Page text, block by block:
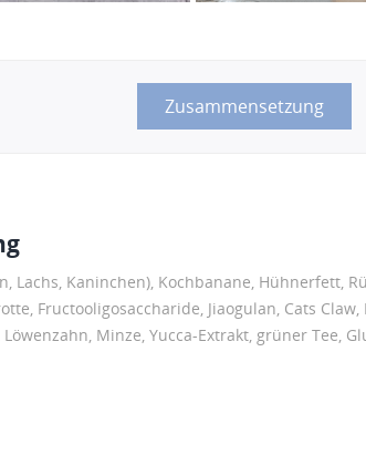
Zusammensetzung
Lachs, Kaninchen), Kochbanane, Hühnerfett,
Fructooligosaccharide, Jiaogulan, Cats
Minze, Yucca-Extrakt, grüner Tee,